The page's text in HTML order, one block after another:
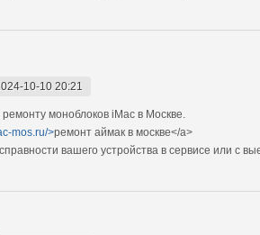
10-10 20:21
моноблоков iMac в Москве.
mos.ru/>ремонт аймак в москве</a>
вашего устройства в сервисе или с